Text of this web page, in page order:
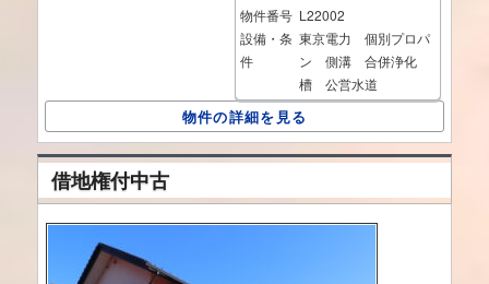
物件番号 L22002
設備・条
件
東京電力 個別プロパ
ン 側溝 合併浄化
槽 公営水道
物件の詳細を見る
借地権付中古